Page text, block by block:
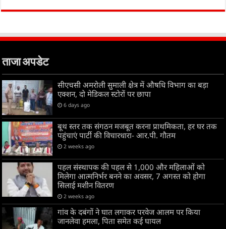
ताजा अपडेट
सीएचसी अमरोली सुमाली क्षेत्र में औषधि विभाग का बड़ा
एक्शन, दो मेडिकल स्टोरों पर छापा
6 days ago
बूथ स्तर तक संगठन मजबूत करना प्राथमिकता, हर घर तक
पहुंचाएं पार्टी की विचारधारा- आर.पी. गौतम
2 weeks ago
पहल संस्थापक की पहल से 1,000 और महिलाओं को
मिलेगा आत्मनिर्भर बनने का अवसर, 7 अगस्त को होगा
सिलाई मशीन वितरण
2 weeks ago
गांव के दबंगों ने घात लगाकर परवेज आलम पर किया
जानलेवा हमला, पिता समेत कई घायल